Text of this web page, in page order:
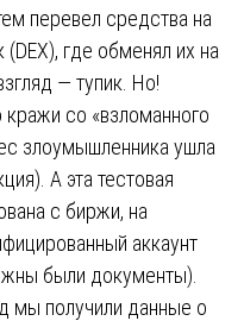
перевел средства на
где обменял их на
— тупик. Но!
кражи со «взломанного
злоумышленника ушла
А эта тестовая
с биржи, на
аккаунт
были документы).
мы получили данные о